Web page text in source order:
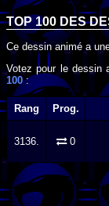
TOP 100 DES
Ce dessin animé a
Votez pour le dessin
100:
Rang Prog.
3136. 0